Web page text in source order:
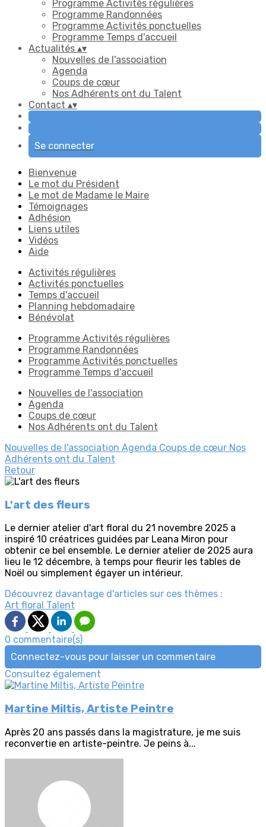
Programme Activités régulières
Programme Randonnées
Programme Activités ponctuelles
Programme Temps d'accueil
Actualités ▴▾
Nouvelles de l'association
Agenda
Coups de cœur
Nos Adhérents ont du Talent
Contact ▴▾
Se connecter
Bienvenue
Le mot du Président
Le mot de Madame le Maire
Témoignages
Adhésion
Liens utiles
Vidéos
Aide
Activités régulières
Activités ponctuelles
Temps d'accueil
Planning hebdomadaire
Bénévolat
Programme Activités régulières
Programme Randonnées
Programme Activités ponctuelles
Programme Temps d'accueil
Nouvelles de l'association
Agenda
Coups de cœur
Nos Adhérents ont du Talent
Nouvelles de l'association Agenda Coups de cœur Nos
Adhérents ont du Talent
Retour
L'art des fleurs
Le dernier atelier d'art floral du 21 novembre 2025 a
inspiré 10 créatrices guidées par Leana Miron pour
obtenir ce bel ensemble. Le dernier atelier de 2025 aura
lieu le 12 décembre, à temps pour fleurir les tables de
Noël ou simplement égayer un intérieur.
Découvrez davantage d'articles sur ces thèmes :
Art floral Talent
0 commentaire(s)
Connectez-vous pour laisser un commentaire
Consultez également
Martine Miltis, Artiste Peintre
Après 20 ans passés dans la magistrature, je me suis
reconvertie en artiste-peintre. Je peins à...